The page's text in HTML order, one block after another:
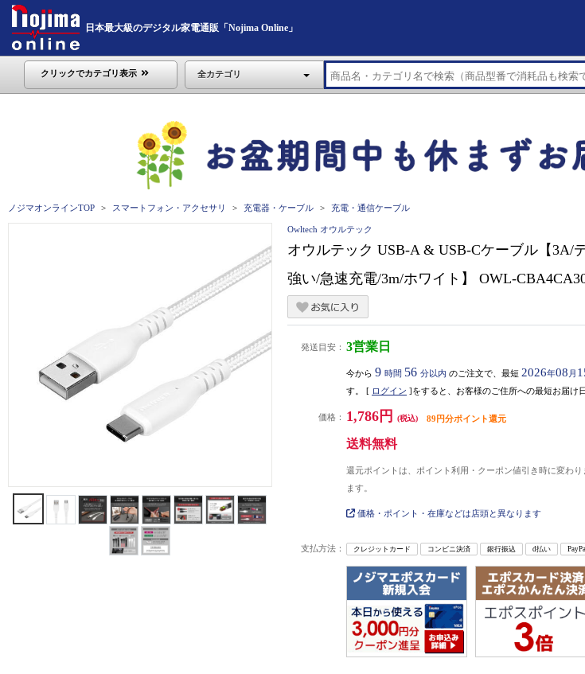
日本最大級のデジタル家電通販「Nojima Online」
クリックでカテゴリ表示 全カテゴリ
ノジマオンラインTOP スマートフォン・アクセサリ 充電器・ケーブル 充電・通信ケーブル
Owltech オウルテック
オウルテック USB-A & USB-Cケーブル【3A/
強い/急速充電/3m/ホワイト】 OWL-
発送目安： 3営業日
今から 9 時間 56 分以内 のご注文で、最短 2026年08 月
す。 [ ログイン ]をすると、お客様のご住所への最短お届け
価格： 1,786円 (税込) 89円分ポイント還元
送料無料
還元ポイントは、ポイント利用・クーポン値引き時に変わ
ます。
価格・ポイント・在庫などは店頭と異なります
支払方法： クレジットカード コンビニ決済 銀行振込 d払い